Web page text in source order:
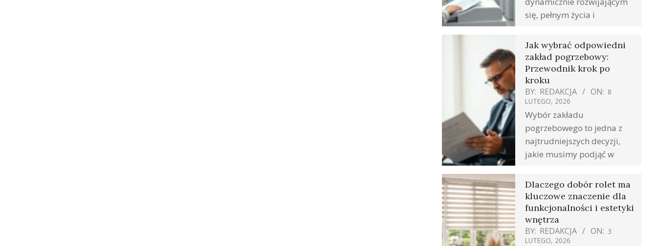
się, pełnym życia i
Jak wybrać odpowiedni
zakład pogrzebowy:
Przewodnik krok po
kroku
BY: REDAKCJA ON: 8
LUTEGO, 2026
Wybór zakładu
pogrzebowego to jedna z
najtrudniejszych decyzji,
jakie musimy podjąć w
Dlaczego dobór rolet ma
kluczowe znaczenie dla
funkcjonalności i estetyki
wnętrza
BY: REDAKCJA ON: 3
LUTEGO, 2026